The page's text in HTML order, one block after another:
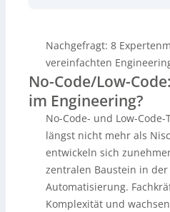
Produktstrategien, um komplexe
effizienter zu gestalten und
Wettbewerbsvorteile zu schaffen.
bleibt die Handhabung
Herausforderung. Usability und
werden zunehmend wichtig, um
zu werden. Innovative
Assistenten spielen eine
Arbeitsprozesse zu optimieren,
komplexe Systeme zu verlieren.
gegenüber der
Aufgaben wächst das Interesse
Nachgefragt: 8
vereinfachten
No-Code/Low-
im Engineering?
No-Code- und Low-
längst nicht mehr als
entwickeln sich
zentralen Baustein in
Automatisierung.
Komplexität und